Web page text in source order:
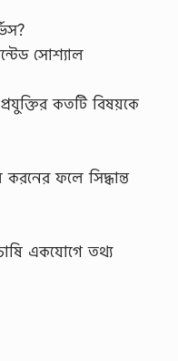
সোশ্যাল
কতটি বিষয়কে
করনের ফলে সিদ্ধান্ত
একযোগে তথ্য